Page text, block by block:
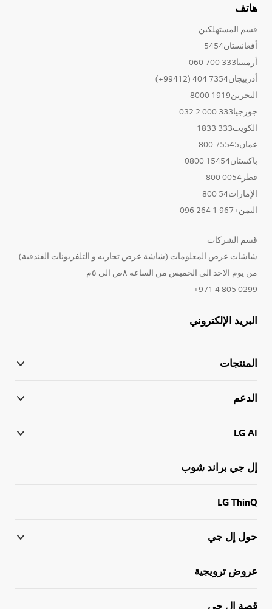
هاتف
قسم المستهلكين
أفغانستان5454
أرمينيا333 700 060
أذربيجان7354 404 (99412+)
البحرين1919 8000
جورجيا333 000 2 032
الكويت333 1833
عمان75545 800
باكستان15454 0800
قطر0054 800
الإمارات54 800
اليمن+967 1 264 096
قسم الشركات
شاشات عرض المعلومات (شاشة عرض تجاريه و التلفزيونات الفندقية)
من يوم الاحد الى الخميس من الساعه ٨ص الى ٥م
0299 805 4 971+
البريد الإلكتروني
المنتجات
الدعم
LG AI
إل جي براند شوب
LG ThinQ
حول إل جي
عروض ترويجية
قصة إل جي